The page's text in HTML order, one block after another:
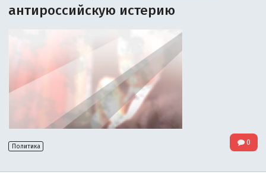
антироссийскую истерию
Политика 0